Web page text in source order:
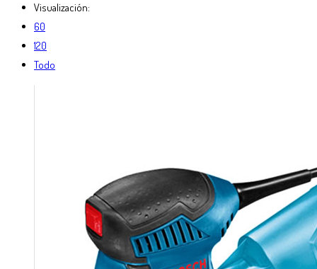
Visualización:
60
120
Todo